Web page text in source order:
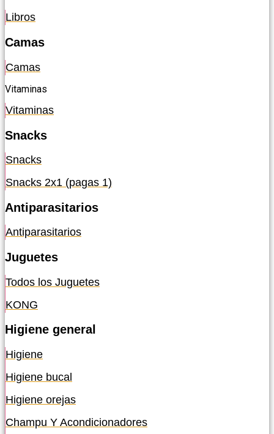
Libros
Camas
Camas
Vitaminas
Vitaminas
Snacks
Snacks
Snacks 2x1 (pagas 1)
Antiparasitarios
Antiparasitarios
Juguetes
Todos los Juguetes
KONG
Higiene general
Higiene
Higiene bucal
Higiene orejas
Champu Y Acondicionadores